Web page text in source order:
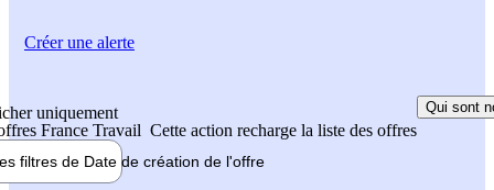
uniquement
France Travail Cette action recharge la liste des offres
Qui sont
filtres de Date de création de l'offre
Créer une alerte